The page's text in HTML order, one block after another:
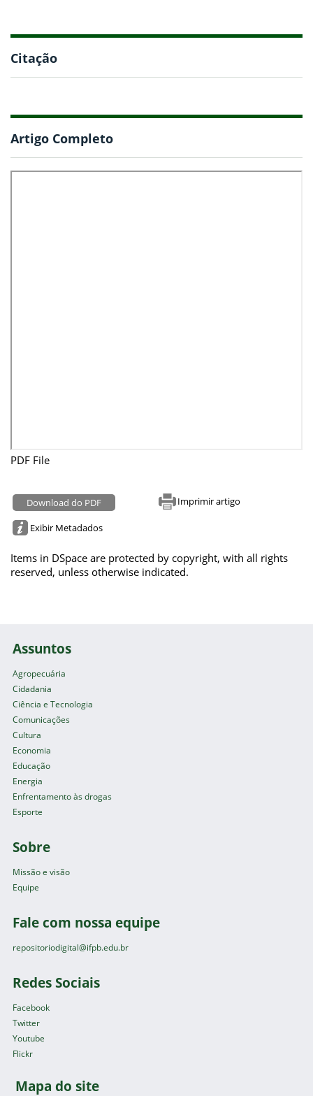
Citação
Artigo Completo
PDF File
Download do PDF Imprimir artigo
Exibir Metadados
Items in DSpace are protected by copyright, with all rights
reserved, unless otherwise indicated.
Assuntos
Agropecuária
Cidadania
Ciência e Tecnologia
Comunicações
Cultura
Economia
Educação
Energia
Enfrentamento às drogas
Esporte
Sobre
Missão e visão
Equipe
Fale com nossa equipe
repositoriodigital@ifpb.edu.br
Redes Sociais
Facebook
Twitter
Youtube
Flickr
Mapa do site